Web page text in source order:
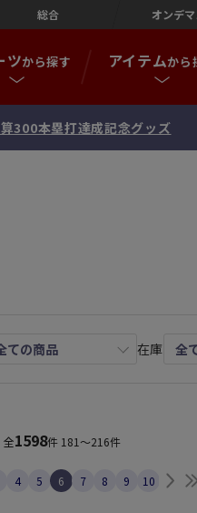
総合 オンデ
ツから探す アイテムから
プロ初勝利記念 直筆サイン入
在庫
全1598件 181～216件
4 5 6 7 8 9 10